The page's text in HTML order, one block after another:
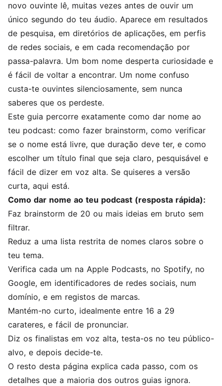
novo ouvinte lê, muitas vezes antes de ouvir um
único segundo do teu áudio. Aparece em resultados
de pesquisa, em diretórios de aplicações, em perfis
de redes sociais, e em cada recomendação por
passa-palavra. Um bom nome desperta curiosidade e
é fácil de voltar a encontrar. Um nome confuso
custa-te ouvintes silenciosamente, sem nunca
saberes que os perdeste.
Este guia percorre exatamente como dar nome ao
teu podcast: como fazer brainstorm, como verificar
se o nome está livre, que duração deve ter, e como
escolher um título final que seja claro, pesquisável e
fácil de dizer em voz alta. Se quiseres a versão
curta, aqui está.
Como dar nome ao teu podcast (resposta rápida):
Faz brainstorm de 20 ou mais ideias em bruto sem
filtrar.
Reduz a uma lista restrita de nomes claros sobre o
teu tema.
Verifica cada um na Apple Podcasts, no Spotify, no
Google, em identificadores de redes sociais, num
domínio, e em registos de marcas.
Mantém-no curto, idealmente entre 16 a 29
carateres, e fácil de pronunciar.
Diz os finalistas em voz alta, testa-os no teu público-
alvo, e depois decide-te.
O resto desta página explica cada passo, com os
detalhes que a maioria dos outros guias ignora.